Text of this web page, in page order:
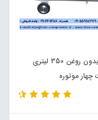
کمپرسور بدون روغن 350 لیتری